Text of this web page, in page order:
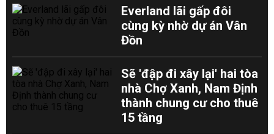
Everland lãi gấp đôi
cùng kỳ nhờ dự án Vân
Đồn
Sẽ 'đập đi xây lại' hai tòa
nhà Chợ Xanh, Nam Định
thành chung cư cho thuê
15 tầng